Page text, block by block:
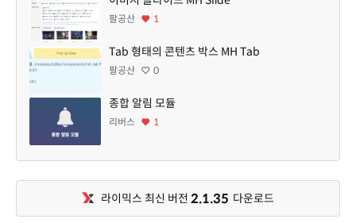
팔공산 1
Tab 형태의 콘텐츠 박스 MH Tab
팔공산 0
종합 알림 모듈
리버스 1
라이믹스 최신 버전 2.1.35 다운로드